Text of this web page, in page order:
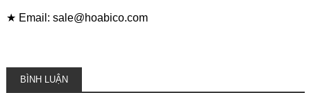
★ Email: sale@hoabico.com
BÌNH LUẬN